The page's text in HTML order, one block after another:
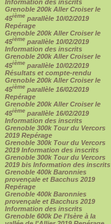
Information des inscrits
Grenoble 200k Aller Croiser le
45ième parallèle 10/02/2019
Repérage
Grenoble 200k Aller Croiser le
45ième parallèle 10/02/2019
Information des inscrits
Grenoble 200k Aller Croiser le
45ième parallèle 10/02/2019
Résultats et compte-rendu
Grenoble 200k Aller Croiser le
45ième parallèle 16/02/2019
Repérage
Grenoble 200k Aller Croiser le
45ième parallèle 16/02/2019
Information des inscrits
Grenoble 300k Tour du Vercors
2019 Repérage
Grenoble 300k Tour du Vercors
2019 Information des inscrits
Grenoble 300k Tour du Vercors
2019 bis Information des inscrits
Grenoble 400k Baronnies
provençale et Bacchus 2019
Repérage
Grenoble 400k Baronnies
provençale et Bacchus 2019
Information des inscrits
Grenoble 600k De l'Isère à la